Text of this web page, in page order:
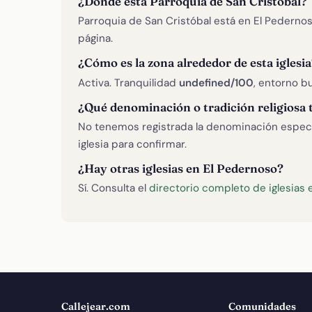
Parroquia de San Cristóbal está en El
página.
¿Cómo es la zona alrededor de esta
Activa. Tranquilidad undefined/100, entorno
¿Qué denominación o tradición religiosa
No tenemos registrada la denominación
iglesia para confirmar.
¿Hay otras iglesias en El Pedernoso?
Sí. Consulta el directorio completo de iglesias
Callejear.com Comunidades